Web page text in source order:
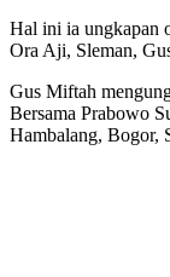
Hal ini ia ungkapan
Ora Aji, Sleman,
Gus Miftah
Bersama Prabowo
Hambalang, Bogor,